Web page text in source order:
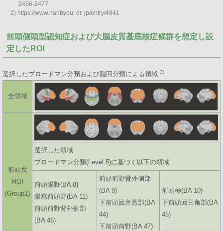
2456-2477
2) https://www.nanbyou. or. jp/entry/4841
前頭側頭型認知症および大脳皮質基底核症候群を想定し設
定したROI
選択したブロードマン分類および脳回分類による領域 3)
全領域
前頭葉
ROI
(Group1)
選択した領域
ブロードマン分類(Level 5)に基づく以下の領域
前頭眼野(BA 8)
眼窩前頭野(BA 11)
前頭前野背外側部
(BA 46)
前頭前野背外側部
(BA 9)
下前頭回弁蓋部(BA
44)
下前頭前野(BA 47)
前頭極(BA 10)
下前頭回三角部(BA
45)